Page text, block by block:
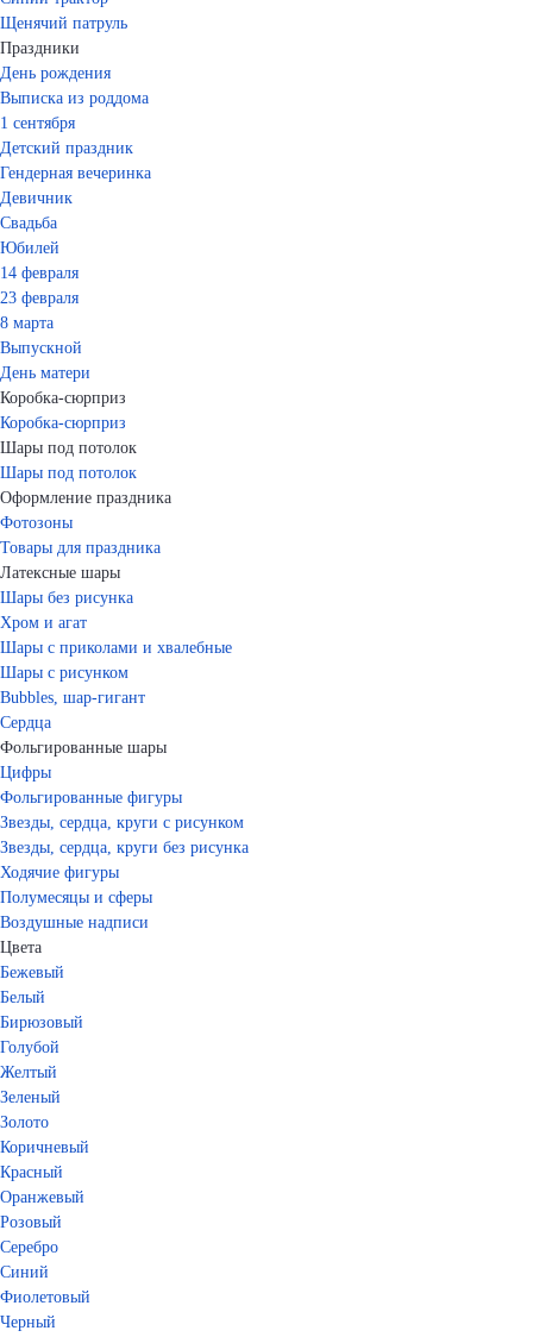
Щенячий патруль
Праздники
День рождения
Выписка из роддома
1 сентября
Детский праздник
Гендерная вечеринка
Девичник
Свадьба
Юбилей
14 февраля
23 февраля
8 марта
Выпускной
День матери
Коробка-сюрприз
Коробка-сюрприз
Шары под потолок
Шары под потолок
Оформление праздника
Фотозоны
Товары для праздника
Латексные шары
Шары без рисунка
Хром и агат
Шары с приколами и хвалебные
Шары с рисунком
Bubbles, шар-гигант
Сердца
Фольгированные шары
Цифры
Фольгированные фигуры
Звезды, сердца, круги с рисунком
Звезды, сердца, круги без рисунка
Ходячие фигуры
Полумесяцы и сферы
Воздушные надписи
Цвета
Бежевый
Белый
Бирюзовый
Голубой
Желтый
Зеленый
Золото
Коричневый
Красный
Оранжевый
Розовый
Серебро
Синий
Фиолетовый
Черный